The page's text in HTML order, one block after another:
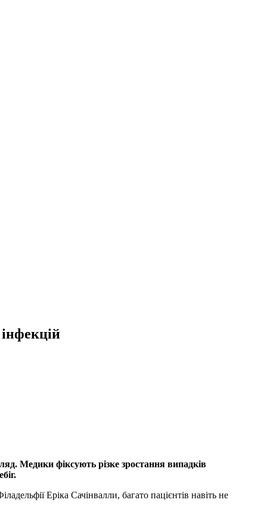
Медики фіксують різке зростання випадків
Еріка Сачінвалли, багато пацієнтів навіть не